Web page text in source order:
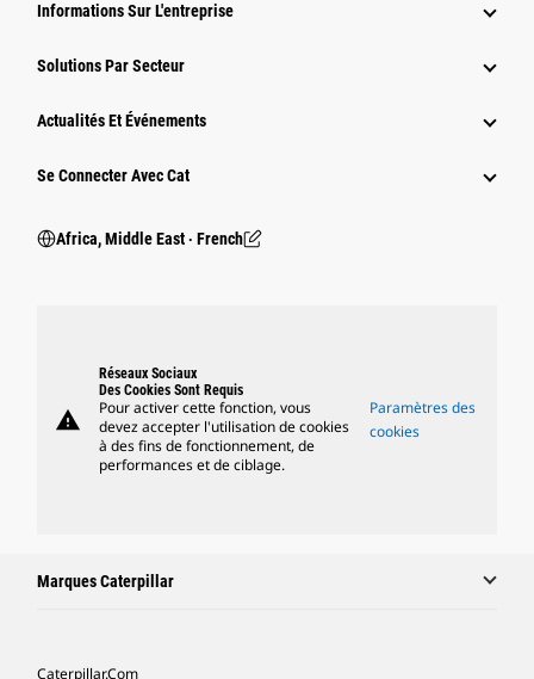
Informations Sur L'entreprise
Solutions Par Secteur
Actualités Et Événements
Se Connecter Avec Cat
Africa, Middle East ‧ French
warning
Réseaux Sociaux
Des Cookies Sont Requis
Pour activer cette fonction, vous
devez accepter l'utilisation de cookies
à des fins de fonctionnement, de
performances et de ciblage.
Paramètres des
cookies
Marques Caterpillar
Caterpillar.com